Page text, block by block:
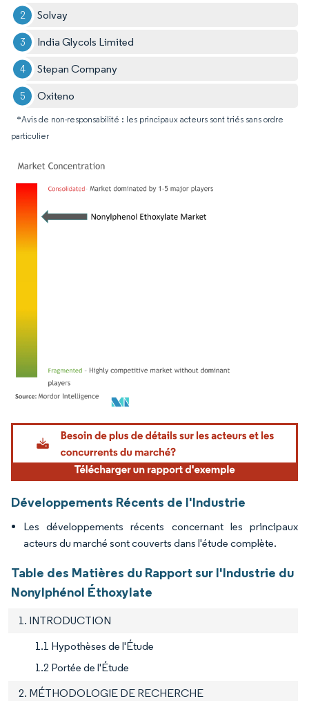
Solvay
India Glycols Limited
Stepan Company
Oxiteno
*Avis de non-responsabilité : les principaux acteurs sont triés sans ordre
particulier
Image © Mordor Intelligence. La réutilisation nécessite une attribution sous CC BY
Développements Récents de l'Industrie
Les développements récents concernant les principaux
acteurs du marché sont couverts dans l'étude complète.
Table des Matières du Rapport sur l'Industrie du
Nonylphénol Éthoxylate
1. INTRODUCTION
1.1 Hypothèses de l'Étude
1.2 Portée de l'Étude
2. MÉTHODOLOGIE DE RECHERCHE